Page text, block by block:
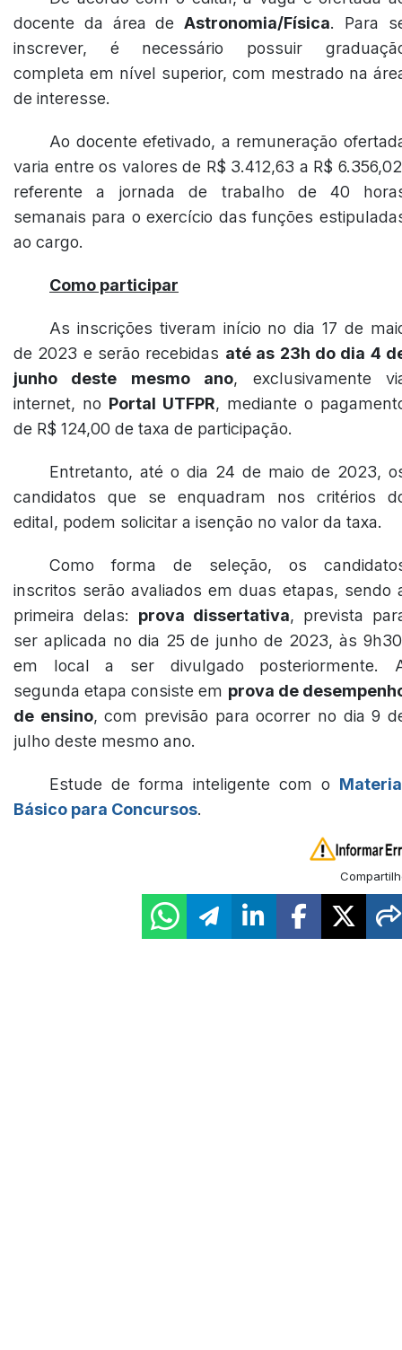
docente da área deAstronomia/Física. Para
inscrever, é necessário possuir
completa em nível superior, com mestrado na
de interesse.
Ao docente efetivado, a remuneração
varia entre os valores de R$ 3.412,63 a R$
referente a jornada de trabalho de 40
semanais para o exercício das funções
ao cargo.
Como participar
As inscrições tiveram início no dia 17 de
de 2023 e serão recebidas até as 23h do dia 4
junho deste mesmo ano, exclusivamente
internet, no Portal UTFPR, mediante o
de R$ 124,00 de taxa de participação.
Entretanto, até o dia 24 de maio de 2023,
candidatos que se enquadram nos critérios
edital, podem solicitar a isenção no valor da taxa.
Como forma de seleção, os
inscritos serão avaliados em duas etapas, sendo
primeira delas: prova dissertativa, prevista
ser aplicada no dia 25 de junho de 2023, às
em local a ser divulgado posteriormente.
segunda etapa consiste em prova de
de ensino, com previsão para ocorrer no dia 9
julho deste mesmo ano.
Estude de forma inteligente com o
Básico para Concursos.